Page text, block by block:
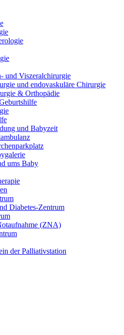
und Viszeralchirurgie
und endovaskuläre Chirurgie
& Orthopädie
und Babyzeit
ums Baby
Diabetes-Zentrum
(ZNA)
der Palliativstation